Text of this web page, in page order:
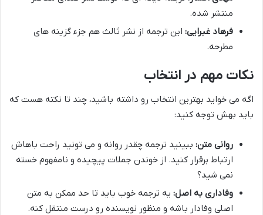
منتشر شده.
فرهاد غبرایی: این ترجمه از نشر ثالث هم جزء گزینه های
مطرحه.
نکات مهم در انتخاب
اگه می خواید بهترین انتخاب رو داشته باشید، چند تا نکته هست که
باید بهش توجه کنید:
روانی متن: ببینید ترجمه چقدر روانه و می تونید راحت باهاش
ارتباط برقرار کنید. از خوندن جملات پیچیده و نامفهوم خسته
نمی شید؟
وفاداری به اصل: یه ترجمه خوب باید تا حد ممکن به متن
اصلی وفادار باشه و منظور نویسنده رو درست منتقل کنه.